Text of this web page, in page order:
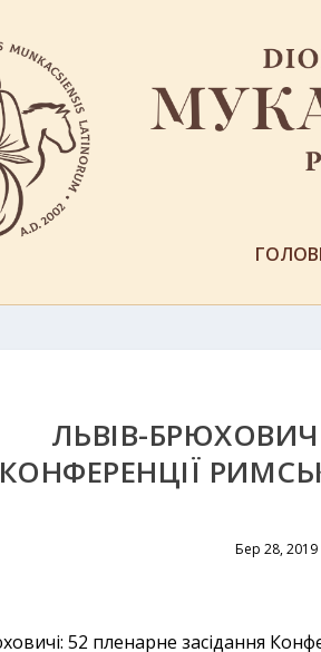
ЛЬВІВ-
КОНФЕРЕНЦІЇ
Бер 28, 2019